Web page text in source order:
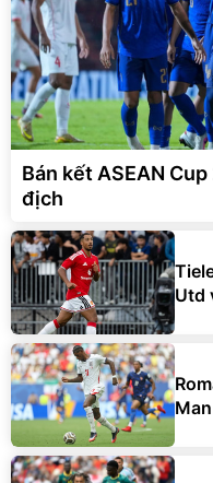
Bán kết ASEAN
địch
Utd